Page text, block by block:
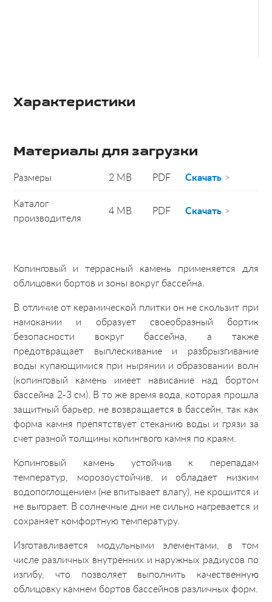
Характеристики
Материалы для загрузки
Размеры 2 MB PDF Скачать
Каталог
производителя
4 MB PDF Скачать
Копинговый и террасный камень применяется для
облицовки бортов и зоны вокруг бассейна.
В отличие от керамической плитки он не скользит при
намокании и образует своеобразный бортик
безопасности вокруг бассейна, а также
предотвращает выплескивание и разбрызгивание
воды купающимися при нырянии и образовании волн
(копинговый камень имеет нависание над бортом
бассейна 2-3 см). В то же время вода, которая прошла
защитный барьер, не возвращается в бассейн, так как
форма камня препятствует стеканию воды и грязи за
счет разной толщины копингвого камня по краям.
Копинговый камень устойчив к перепадам
температур, морозоустойчив, и обладает низким
водопоглощением (не впитывает влагу), не крошится и
не выгорает. В солнечные дни не сильно нагревается и
сохраняет комфортную температуру.
Изготавливается модульными элементами, в том
числе различных внутренних и наружных радиусов по
изгибу, что позволяет выполнить качественную
облицовку камнем бортов бассейнов различных форм.